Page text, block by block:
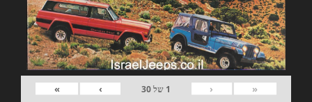
«
‹
1 של30
›
»